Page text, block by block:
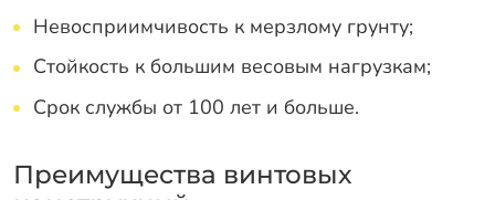
Невосприимчивость к мерзлому грунту;
Стойкость к большим весовым нагрузкам;
Срок службы от 100 лет и больше.
Преимущества винтовых